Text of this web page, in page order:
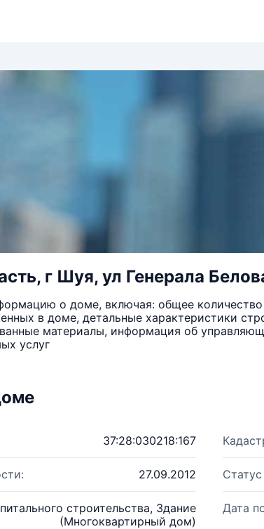
г Шуя, ул Генерала
о доме, включая: общее количество
в доме, детальные характеристики
материалы, информация об
услуг
37:28:030218:167
27.09.2012
строительства, Здание
(Многоквартирный дом)
Дата